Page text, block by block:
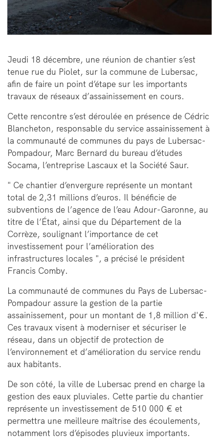
Jeudi 18 décembre, une réunion de chantier s’est
tenue rue du Piolet, sur la commune de Lubersac,
afin de faire un point d’étape sur les importants
travaux de réseaux d’assainissement en cours.
Cette rencontre s’est déroulée en présence de Cédric
Blancheton, responsable du service assainissement à
la communauté de communes du pays de Lubersac-
Pompadour, Marc Bernard du bureau d’études
Socama, l’entreprise Lascaux et la Société Saur.
" Ce chantier d’envergure représente un montant
total de 2,31 millions d’euros. Il bénéficie de
subventions de l’agence de l’eau Adour-Garonne, au
titre de l’État, ainsi que du Département de la
Corrèze, soulignant l’importance de cet
investissement pour l’amélioration des
infrastructures locales ", a précisé le président
Francis Comby.
La communauté de communes du Pays de Lubersac-
Pompadour assure la gestion de la partie
assainissement, pour un montant de 1,8 million d'€.
Ces travaux visent à moderniser et sécuriser le
réseau, dans un objectif de protection de
l’environnement et d’amélioration du service rendu
aux habitants.
De son côté, la ville de Lubersac prend en charge la
gestion des eaux pluviales. Cette partie du chantier
représente un investissement de 510 000 € et
permettra une meilleure maîtrise des écoulements,
notamment lors d’épisodes pluvieux importants.